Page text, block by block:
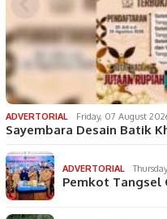
ADVERTORIAL Friday, 07 August
Sayembara Desain Batik
ADVERTORIAL
Pemkot Tangsel